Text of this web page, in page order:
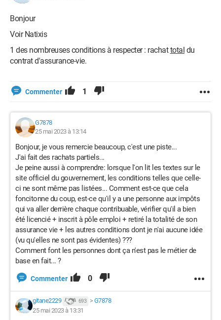
Bonjour
Voir Natixis
1 des nombreuses conditions à respecter : rachattotal du
contrat d'assurance-vie.
Commenter 1
G7878
25 mai 2023 à 13:14
Bonjour, je vous remercie beaucoup, c'est une piste...
J'ai fait des rachats partiels...
Je peine aussi à comprendre: lorsque l'on lit les textes sur le
site officiel du gouvernement, les conditions telles que celle-
ci ne sont même pas listées... Comment est-ce que cela
foncitonne du coup, est-ce qu'il y a une personne aux impôts
qui va aller derrière chaque contribuable, vérifier qu'il a bien
été licencié + inscrit à pôle emploi + retiré la totalité de son
assurance vie + les autres conditions dont je n'ai aucune idée
(vu qu'elles ne sont pas évidentes) ???
Comment font les personnes dont ça n'est pas le métier de
base en fait... ?
Commenter 0
gitane2229 693 > G7878
25 mai 2023 à 13:31